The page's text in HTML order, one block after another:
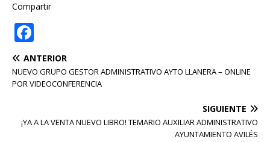
Compartir
a
c
e
o
ANTERIOR
NUEVO GRUPO GESTOR ADMINISTRATIVO AYTO LLANERA – ONLINE
POR VIDEOCONFERENCIA
SIGUIENTE
¡YA A LA VENTA NUEVO LIBRO! TEMARIO AUXILIAR ADMINISTRATIVO
AYUNTAMIENTO AVILÉS